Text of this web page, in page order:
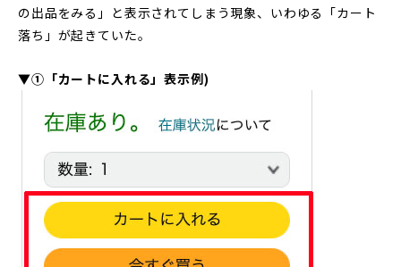
の出品をみる」と表示されてしまう現象、いわゆる「カート
落ち」が起きていた。
▼①「カートに入れる」表示例)